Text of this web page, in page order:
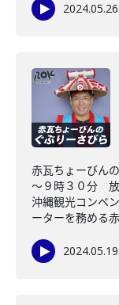
2024.05.26
赤瓦ちょーびん
～９時３０分 放
沖縄観光コンベ
ーターを務める
2024.05.19